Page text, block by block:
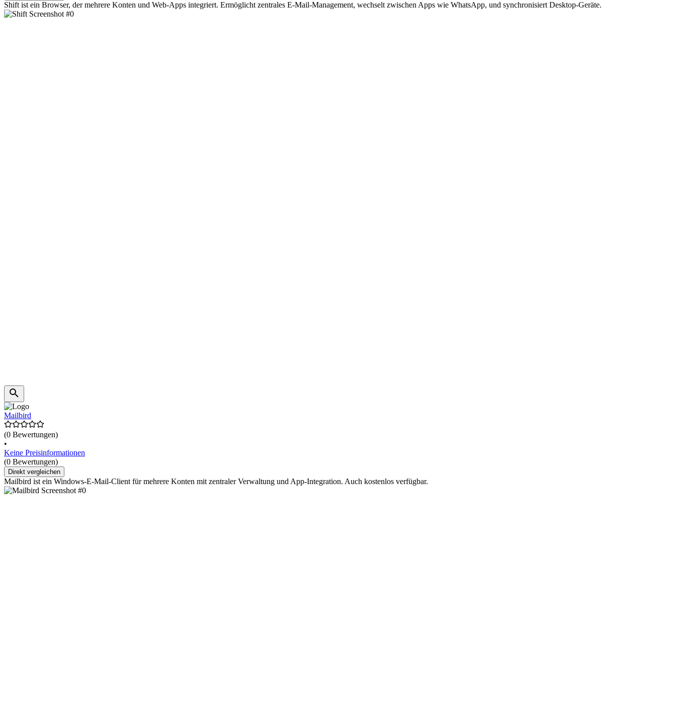
Shift ist ein Browser, der mehrere Konten und Web-Apps integriert. Ermöglicht zentrales E-Mail-Management, wechselt zwischen Apps wie WhatsApp, und synchronisiert Desktop-Geräte.
Mailbird
(0 Bewertungen)
•
Keine Preisinformationen
(0 Bewertungen)
Direkt vergleichen
Mailbird ist ein Windows-E-Mail-Client für mehrere Konten mit zentraler Verwaltung und App-Integration. Auch kostenlos verfügbar.